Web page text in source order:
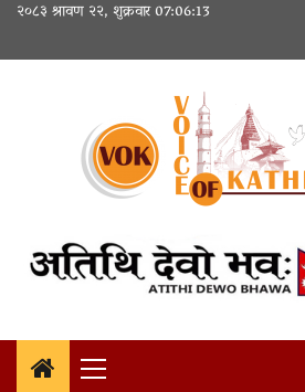
Skip
content
२०८३ श्रावण २२, शुक्रवार07:06:14
Primary
Menu